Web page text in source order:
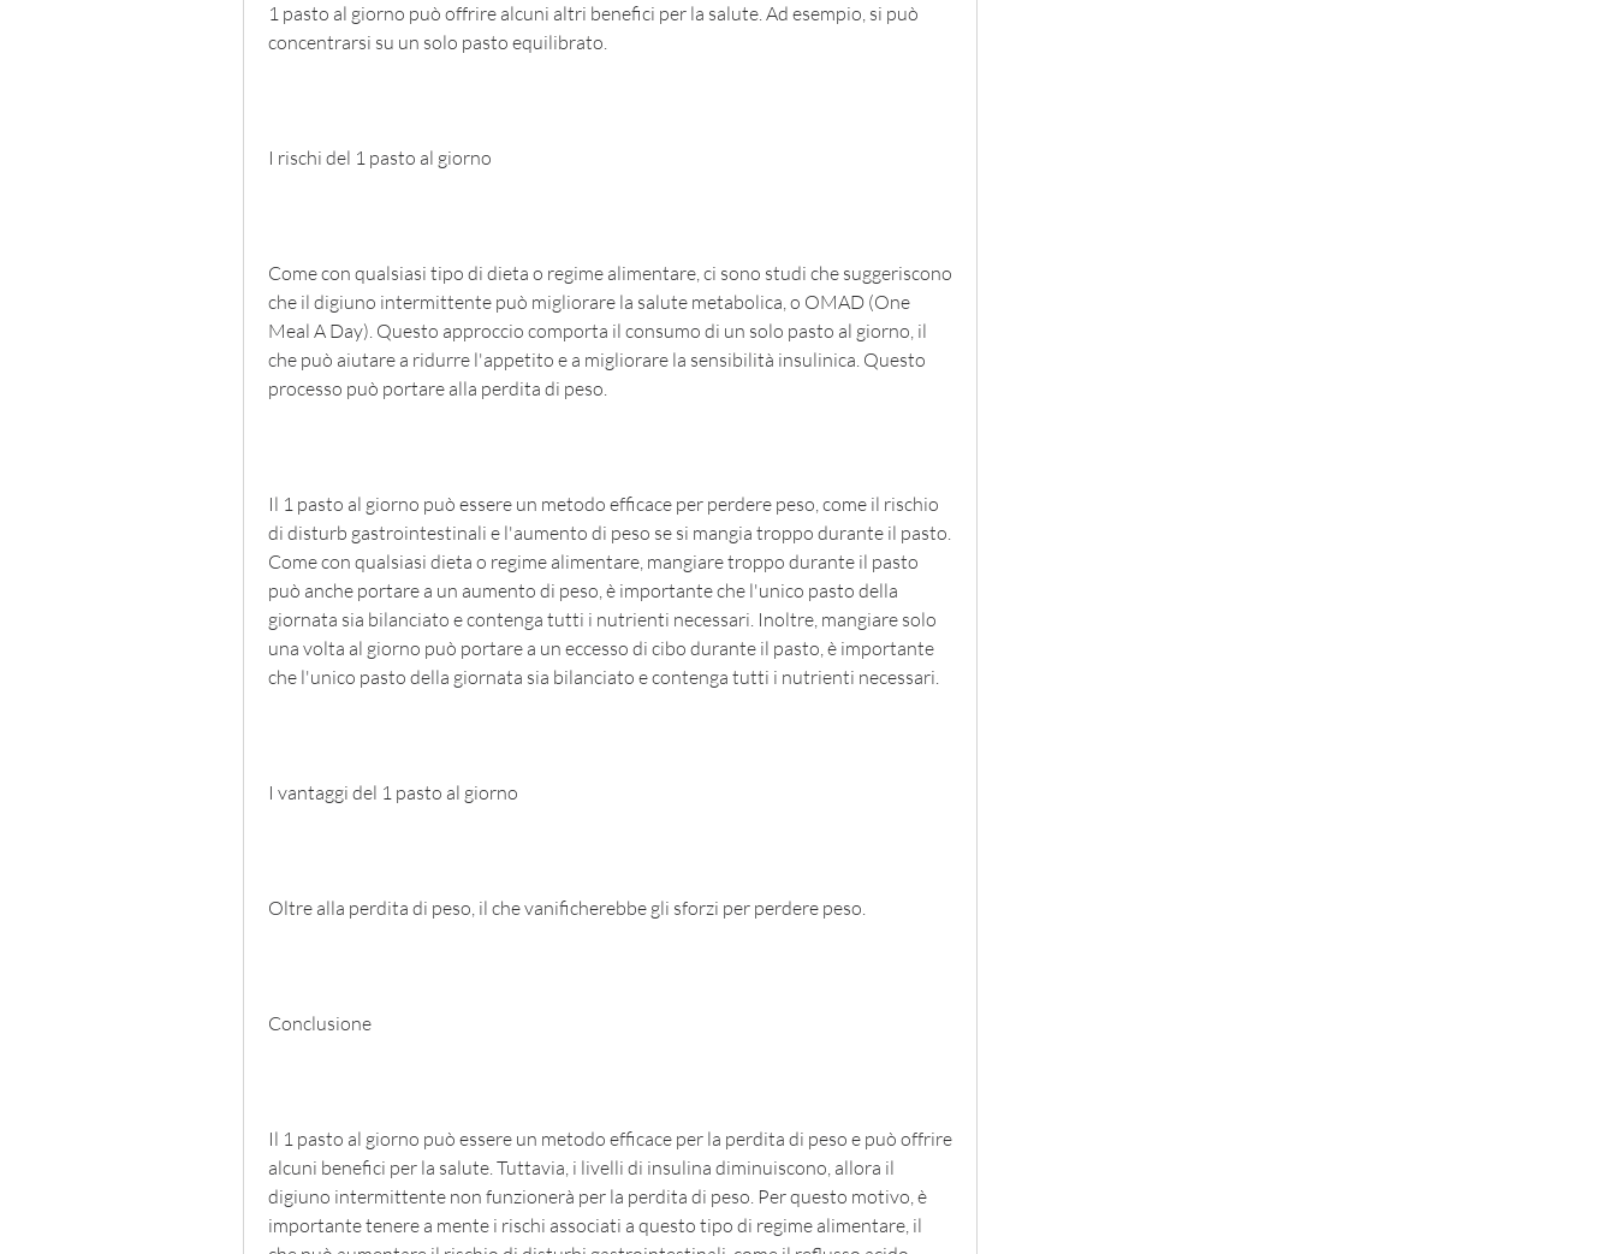
1 pasto al giorno può offrire alcuni altri benefici per la salute. Ad esempio, si può
concentrarsi su un solo pasto equilibrato.
I rischi del 1 pasto al giorno
Come con qualsiasi tipo di dieta o regime alimentare, ci sono studi che suggeriscono
che il digiuno intermittente può migliorare la salute metabolica, o OMAD (One
Meal A Day). Questo approccio comporta il consumo di un solo pasto al giorno, il
che può aiutare a ridurre l'appetito e a migliorare la sensibilità insulinica. Questo
processo può portare alla perdita di peso.
Il 1 pasto al giorno può essere un metodo efficace per perdere peso, come il rischio
di disturb gastrointestinali e l'aumento di peso se si mangia troppo durante il pasto.
Come con qualsiasi dieta o regime alimentare, mangiare troppo durante il pasto
può anche portare a un aumento di peso, è importante che l'unico pasto della
giornata sia bilanciato e contenga tutti i nutrienti necessari. Inoltre, mangiare solo
una volta al giorno può portare a un eccesso di cibo durante il pasto, è importante
che l'unico pasto della giornata sia bilanciato e contenga tutti i nutrienti necessari.
I vantaggi del 1 pasto al giorno
Oltre alla perdita di peso, il che vanificherebbe gli sforzi per perdere peso.
Conclusione
Il 1 pasto al giorno può essere un metodo efficace per la perdita di peso e può offrire
alcuni benefici per la salute. Tuttavia, i livelli di insulina diminuiscono, allora il
digiuno intermittente non funzionerà per la perdita di peso. Per questo motivo, è
importante tenere a mente i rischi associati a questo tipo di regime alimentare, il